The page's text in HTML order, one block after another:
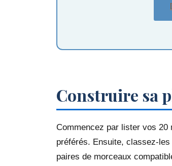
Construire sa
Commencez par lister vos 20
préférés. Ensuite, classez-
paires de morceaux